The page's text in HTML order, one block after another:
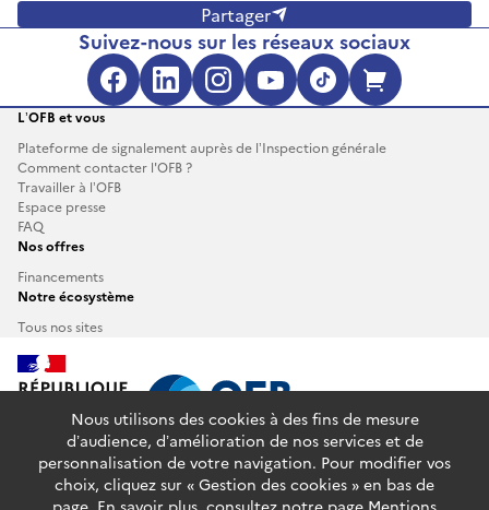
Partager
Suivez-nous sur les réseaux sociaux
Facebook (s'ouvre dans une
LinkedIn (s'ouvre dans
Instagram (s'ouvre
YouTube
TikTok
L’OFB et vous
Plateforme de signalement auprès de l’Inspection générale
Comment contacter l'OFB ?
Travailler à l’OFB
Espace presse
FAQ
Nos offres
Financements
Notre écosystème
Tous nos sites
info.gouv.fr service-public.fr
legifrance.gouv.fr
data.gouv.fr
Nous utilisons des cookies à des fins de mesure
d’audience, d’amélioration de nos services et de
personnalisation de votre navigation. Pour modifier vos
choix, cliquez sur « Gestion des cookies » en bas de
page. En savoir plus, consultez notre page Mentions